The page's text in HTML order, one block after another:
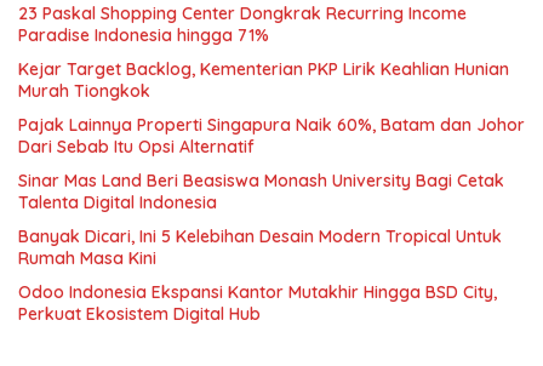
23 Paskal Shopping Center Dongkrak Recurring Income
Paradise Indonesia hingga 71%
Kejar Target Backlog, Kementerian PKP Lirik Keahlian Hunian
Murah Tiongkok
Pajak Lainnya Properti Singapura Naik 60%, Batam dan Johor
Dari Sebab Itu Opsi Alternatif
Sinar Mas Land Beri Beasiswa Monash University Bagi Cetak
Talenta Digital Indonesia
Banyak Dicari, Ini 5 Kelebihan Desain Modern Tropical Untuk
Rumah Masa Kini
Odoo Indonesia Ekspansi Kantor Mutakhir Hingga BSD City,
Perkuat Ekosistem Digital Hub